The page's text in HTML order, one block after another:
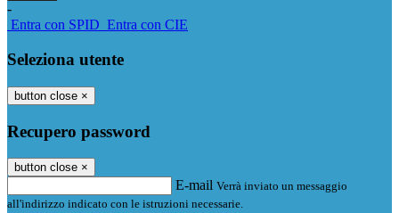
-
Entra con SPID Entra con CIE
Seleziona utente
button close ×
Recupero password
button close ×
E-mail Verrà inviato un messaggio
all'indirizzo indicato con le istruzioni necessarie.